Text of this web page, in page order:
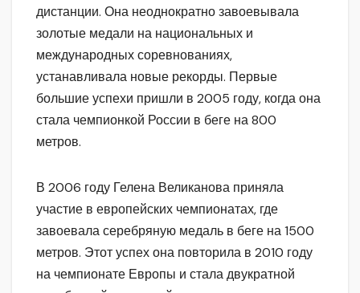
дистанции. Она неоднократно завоевывала
золотые медали на национальных и
международных соревнованиях,
устанавливала новые рекорды. Первые
большие успехи пришли в 2005 году, когда она
стала чемпионкой России в беге на 800
метров.
В 2006 году Гелена Великанова приняла
участие в европейских чемпионатах, где
завоевала серебряную медаль в беге на 1500
метров. Этот успех она повторила в 2010 году
на чемпионате Европы и стала двукратной